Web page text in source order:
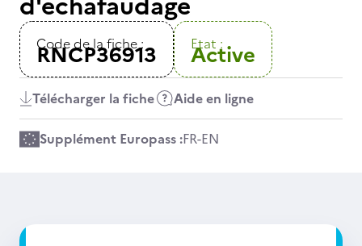
Code de la fiche :
RNCP36913 Etat :
Active
Télécharger la fiche Aide en ligne
Supplément Europass :FR-EN